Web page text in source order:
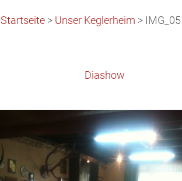
Startseite > Unser Keglerheim >
Diashow